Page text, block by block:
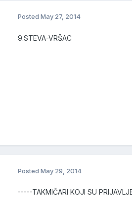
Posted May 27, 2014
9.STEVA-VRŠAC
Posted May 29, 2014
-----TAKMIČARI KOJI SU